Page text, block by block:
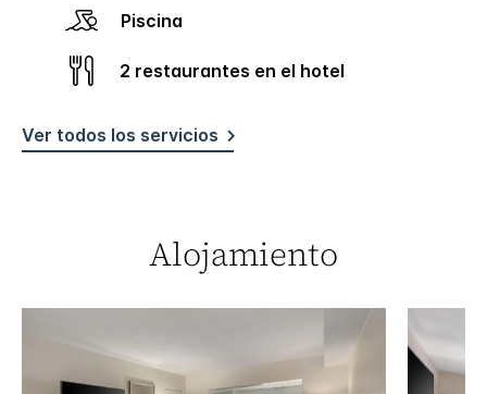
Piscina
2 restaurantes en el hotel
Ver todos los servicios
Alojamiento